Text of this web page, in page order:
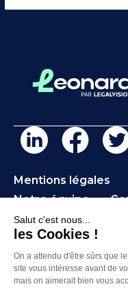
Salut c'est nous...
les Cookies !
On a attendu d'être sûrs que
site vous intéresse avant de
mais on aimerait bien vous
Mentions légales
Notre équipe
©2026 Léonard –